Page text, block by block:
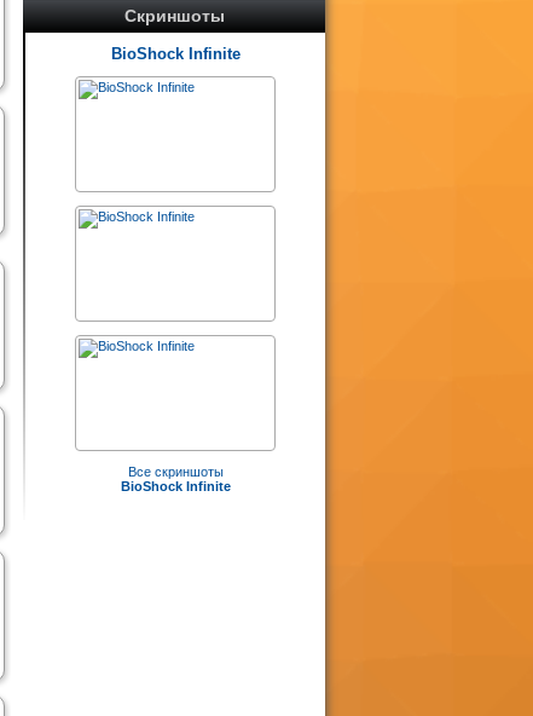
Скриншоты
BioShock Infinite
Все скриншоты
BioShock Infinite